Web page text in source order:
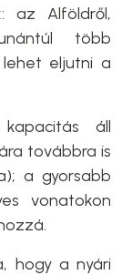
az Alföldről,
több
lehet eljutni a
áll
továbbra is
a gyorsabb
vonatokon
hogy a nyári